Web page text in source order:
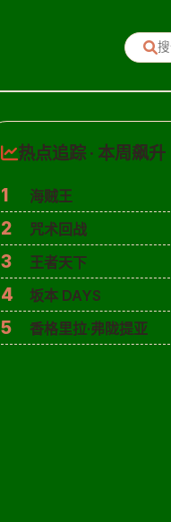
热点追踪 · 本周飙升
1
海贼王
2 咒术回战
3 王者天下
4 坂本 DAYS
5 香格里拉·弗陇提亚